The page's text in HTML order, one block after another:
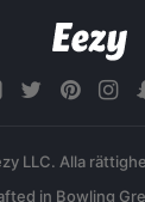
LLC. Alla